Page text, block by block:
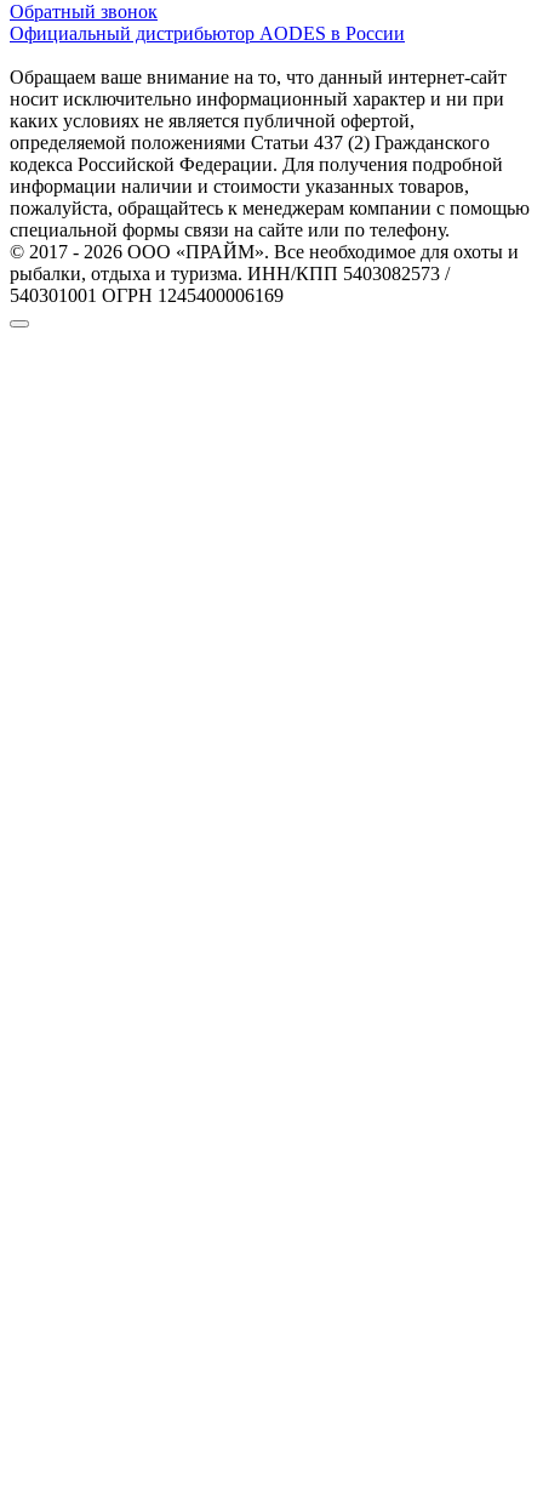
Обратный звонок
Официальный дистрибьютор AODES в России
Обращаем ваше внимание на то, что данный интернет-сайт
носит исключительно информационный характер и ни при
каких условиях не является публичной офертой,
определяемой положениями Статьи 437 (2) Гражданского
кодекса Российской Федерации. Для получения подробной
информации наличии и стоимости указанных товаров,
пожалуйста, обращайтесь к менеджерам компании с помощью
специальной формы связи на сайте или по телефону.
© 2017 - 2026 ООО «ПРАЙМ». Все необходимое для охоты и
рыбалки, отдыха и туризма. ИНН/КПП 5403082573 /
540301001 ОГРН 1245400006169